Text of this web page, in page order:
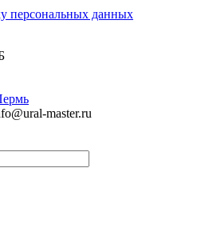
персональных данных
master.ru